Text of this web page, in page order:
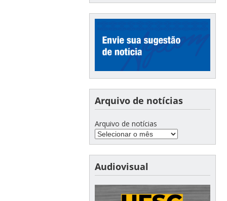
Arquivo de notícias
Arquivo de notícias
Audiovisual